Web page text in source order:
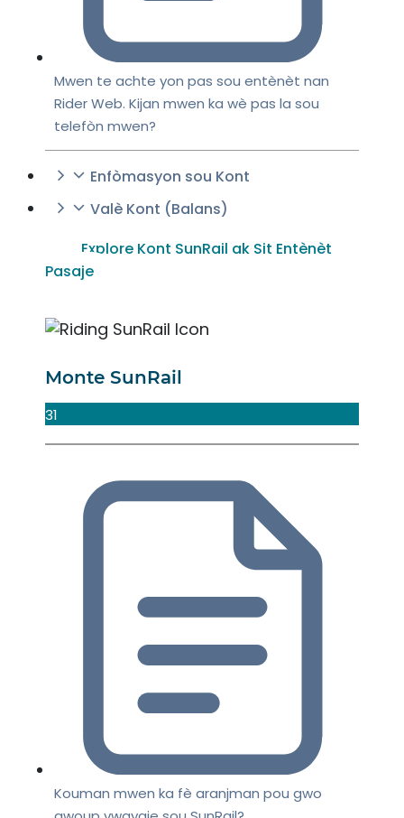
Mwen te achte yon pas sou entènèt nan
Rider Web. Kijan mwen ka wè pas la sou
telefòn mwen?
Enfòmasyon sou Kont
Valè Kont (Balans)
Explore Kont SunRail ak Sit Entènèt
Pasaje
Monte SunRail
31
Kouman mwen ka fè aranjman pou gwo